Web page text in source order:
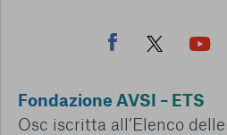
Fondazione AVSI – ETS
Osc iscritta all’Elenco